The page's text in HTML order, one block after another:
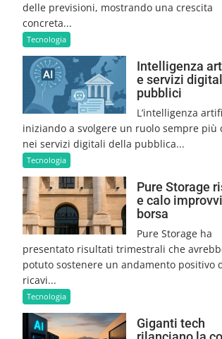
delle previsioni, mostrando una crescita
concreta...
Tecnologia
Intelligenza
e servizi
pubblici
L’intelligenza
iniziando a svolgere un ruolo sempre più
nei servizi digitali della pubblica...
Tecnologia
Pure Storage
e calo
borsa
Pure Storage ha
presentato risultati trimestrali che
potuto sostenere un andamento positivo
ricavi...
Tecnologia
Giganti tech